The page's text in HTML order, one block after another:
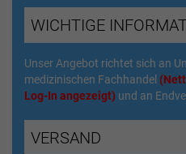
WICHTIGE
Unser Angebot richtet sich an
medizinischen Fachhandel
Log-In angezeigt) und an